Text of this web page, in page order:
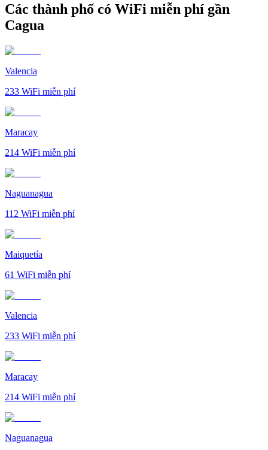
Các thành phố có WiFi miễn phí gần
Cagua
Valencia
233 WiFi miễn phí
Maracay
214 WiFi miễn phí
Naguanagua
112 WiFi miễn phí
Maiquetía
61 WiFi miễn phí
Valencia
233 WiFi miễn phí
Maracay
214 WiFi miễn phí
Naguanagua